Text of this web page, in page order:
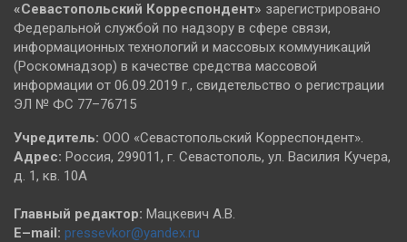
«Севастопольский Корреспондент» зарегистрировано
Федеральной службой по надзору в сфере связи,
информационных технологий и массовых коммуникаций
(Роскомнадзор) в качестве средства массовой
информации от 06.09.2019 г., свидетельство о регистрации
ЭЛ № ФС 77–76715
Учредитель: ООО «Севастопольский Корреспондент».
Адрес: Россия, 299011, г. Севастополь, ул. Василия Кучера,
д. 1, кв. 10А
Главный редактор: Мацкевич А.В.
E–mail: pressevkor@yandex.ru